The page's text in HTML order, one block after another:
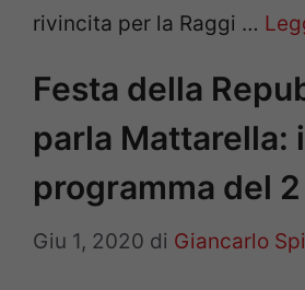
rivincita per la Raggi …
Festa della
parla Mattarella:
programma del
Giu 1, 2020 di Giancarlo